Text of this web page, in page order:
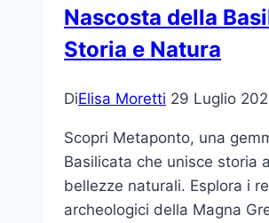
Nascosta della
Storia e Natura
DiElisa Moretti 29 Luglio
Scopri Metaponto, una
Basilicata che unisce storia
bellezze naturali. Esplora i
archeologici della Magna